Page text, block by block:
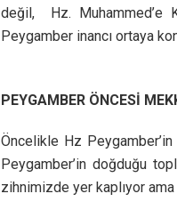
değil, Hz. Muhammed’e
Peygamber inancı ortaya
PEYGAMBER ÖNCESİ
Öncelikle Hz
Peygamber’in doğduğu
zihnimizde yer kaplıyor